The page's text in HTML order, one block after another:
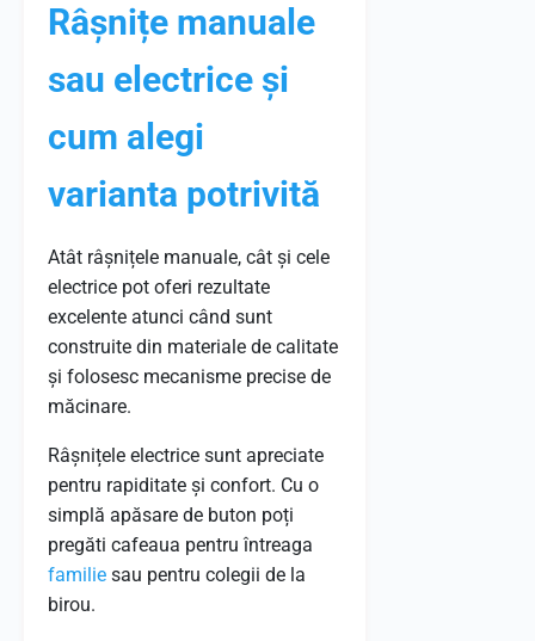
Râșnițe manuale
sau electrice și
cum alegi
varianta potrivită
Atât râșnițele manuale, cât și cele
electrice pot oferi rezultate
excelente atunci când sunt
construite din materiale de calitate
și folosesc mecanisme precise de
măcinare.
Râșnițele electrice sunt apreciate
pentru rapiditate și confort. Cu o
simplă apăsare de buton poți
pregăti cafeaua pentru întreaga
familie sau pentru colegii de la
birou.